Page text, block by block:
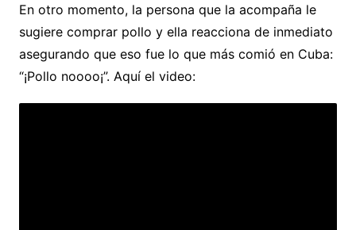
En otro momento, la persona que la acompaña le
sugiere comprar pollo y ella reacciona de inmediato
asegurando que eso fue lo que más comió en Cuba:
“¡Pollo noooo¡”. Aquí el video: